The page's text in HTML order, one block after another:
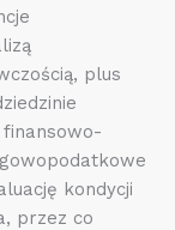
plus
kondycji
przez co